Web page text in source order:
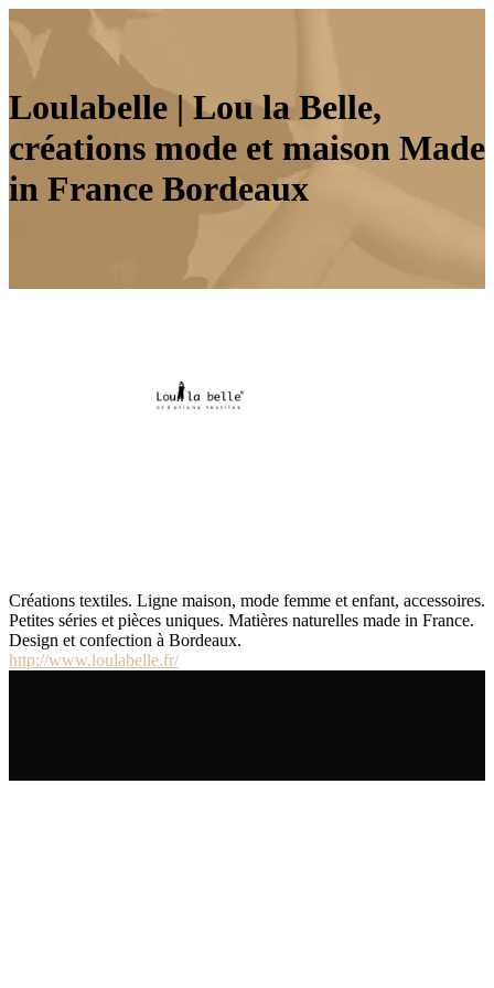
Loulabelle | Lou la Belle,
créations mode et maison Made
in France Bordeaux
Créations textiles. Ligne maison, mode femme et enfant, accessoires.
Petites séries et pièces uniques. Matières naturelles made in France.
Design et confection à Bordeaux.
http://www.loulabelle.fr/